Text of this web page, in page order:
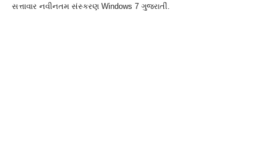
સત્તાવાર નવીનતમ સંસ્કરણ Windows 7 ગુજરાતીં.